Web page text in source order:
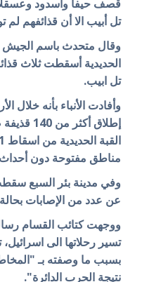
قصف حيفا وأسدود
تل أبيب الا أن قذائفهم
وقال متحدث باسم الجيش
الحديدية أسقطت ثلاث
تل ابيب.
وأفادت الأنباء بأنه خلال
إطلاق
مناطق مفتوحة دون
وفي مدينة بئر السبع
عن عدد من الإصابات
ووجهت كتائب القسام
تسير رحلاتها الى
بسبب ما وصفته بـ
نتيجة الحرب الدائرة".